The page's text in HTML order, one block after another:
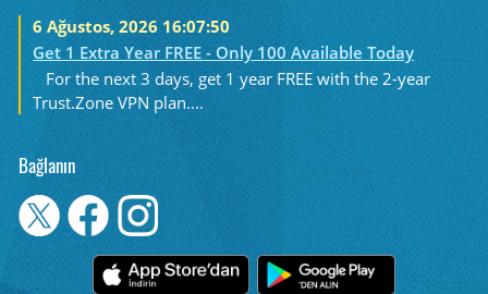
6 Ağustos, 2026 16:07:50
Get 1 Extra Year FREE - Only 100 Available Today
For the next 3 days, get 1 year FREE with the 2-year
Trust.Zone VPN plan....
Bağlanın